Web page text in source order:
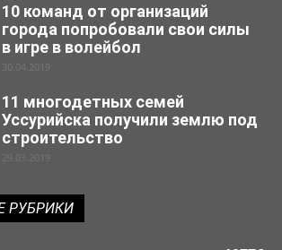
10 команд от организаций
города попробовали свои силы
в игре в волейбол
30.04.2019
11 многодетных семей
Уссурийска получили землю под
строительство
29.03.2019
РУБРИКИ